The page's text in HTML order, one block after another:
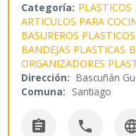
Categoría: PLASTICOS
ARTICULOS PARA
BASUREROS PLASTICOS
BANDEJAS PLASTICAS
ORGANIZADORES
Dirección: Bascuñán
Comuna: Santiago
 